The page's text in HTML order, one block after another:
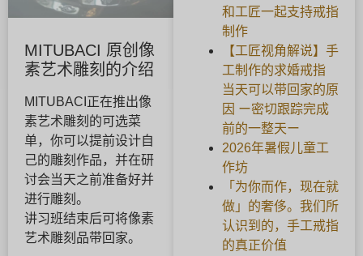
MITUBACI 原创像
素艺术雕刻的介绍
MITUBACI正在推出像
素艺术雕刻的可选菜
单，你可以提前设计自
己的雕刻作品，并在研
讨会当天之前准备好并
进行雕刻。
讲习班结束后可将像素
艺术雕刻品带回家。
和工匠一起支持戒指
制作
【工匠视角解说】手
工制作的求婚戒指
当天可以带回家的原
因 ー密切跟踪完成
前的一整天ー
2026年暑假儿童工
作坊
「为你而作，现在就
做」的奢侈。我们所
认识到的，手工戒指
的真正价值